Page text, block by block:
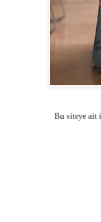
Bu siteye ait